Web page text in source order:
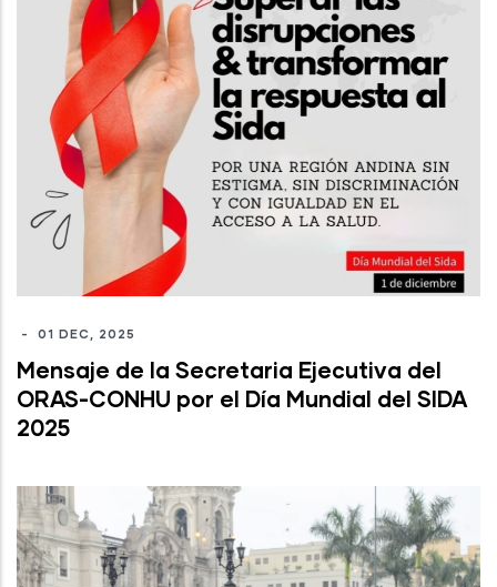
- 01 DEC, 2025
Mensaje de la Secretaria Ejecutiva del
ORAS-CONHU por el Día Mundial del SIDA
2025